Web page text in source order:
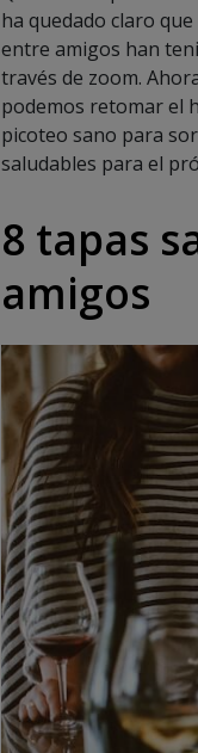
ha quedado claro
entre amigos han
través de zoom.
podemos retomar el
picoteo sano para
saludables para el
8 tapas
amigos